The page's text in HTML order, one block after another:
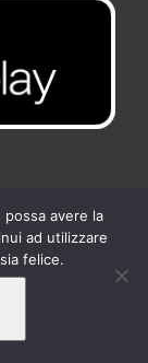
|Privacy
avere la
ad utilizzare
felice.